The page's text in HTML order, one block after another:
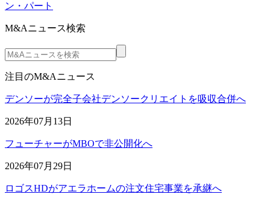
ン・パート
M&Aニュース検索
注目のM&Aニュース
デンソーが完全子会社デンソークリエイトを吸収合併へ
2026年07月13日
フューチャーがMBOで非公開化へ
2026年07月29日
ロゴスHDがアエラホームの注文住宅事業を承継へ